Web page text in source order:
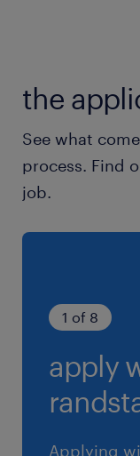
数回、土曜は出
就業時間
8:00-17:00（実
※【休憩時間】
15:00～15:10
10時間／月 程度
the
See what
process. Find
job.
1 of 8
apply
Applying